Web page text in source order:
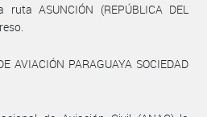
ASUNCIÓN (REPÚBLICA DEL
AVIACIÓN PARAGUAYA SOCIEDAD